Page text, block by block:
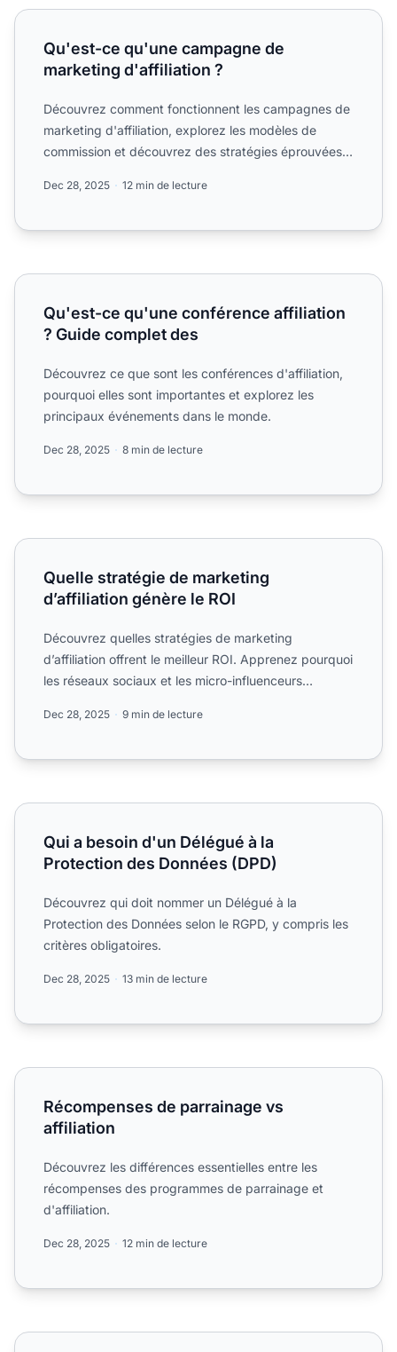
Qu'est-ce qu'une campagne de marketing d'affiliation ?
Qu'est-ce qu'une campagne de
marketing d'affiliation ?
Découvrez comment fonctionnent les campagnes de
marketing d'affiliation, explorez les modèles de
commission et découvrez des stratégies éprouvées
Dec 28, 2025 12 min de lecture
Qu'est-ce qu'une conférence affiliation ? Guide complet
Qu'est-ce qu'une conférence affiliation
? Guide complet des
Découvrez ce que sont les conférences d'affiliation,
pourquoi elles sont importantes et explorez les
principaux événements dans le monde.
Dec 28, 2025 8 min de lecture
Quelle stratégie de marketing d’affiliation génère le ROI
Quelle stratégie de marketing
d’affiliation génère le ROI
Découvrez quelles stratégies de marketing
d’affiliation offrent le meilleur ROI. Apprenez pourquoi
les réseaux sociaux et les micro-influenceurs
Dec 28, 2025 9 min de lecture
Qui a besoin d'un Délégué à la Protection des Données
Qui a besoin d'un Délégué à la
Protection des Données (DPD)
Découvrez qui doit nommer un Délégué à la
Protection des Données selon le RGPD, y compris les
critères obligatoires.
Dec 28, 2025 13 min de lecture
Récompenses de parrainage vs affiliation
Récompenses de parrainage vs
affiliation
Découvrez les différences essentielles entre les
récompenses des programmes de parrainage et
d'affiliation.
Dec 28, 2025 12 min de lecture
suivre les liens d'affiliation : Guide complet marketeurs